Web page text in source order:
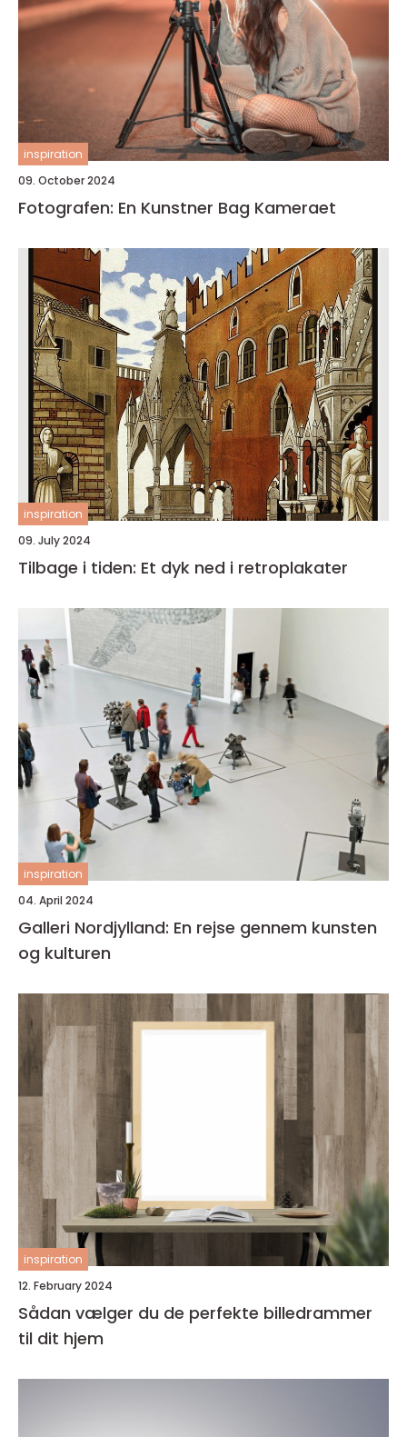
inspiration
09. October 2024
Fotografen: En Kunstner Bag Kameraet
inspiration
09. July 2024
Tilbage i tiden: Et dyk ned i retroplakater
inspiration
04. April 2024
Galleri Nordjylland: En rejse gennem kunsten
og kulturen
inspiration
12. February 2024
Sådan vælger du de perfekte billedrammer
til dit hjem